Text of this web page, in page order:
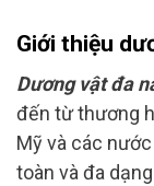
Giới thiệu
Dương vật đa
đến từ thương
Mỹ và các
toàn và đa